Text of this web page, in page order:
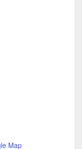
Map